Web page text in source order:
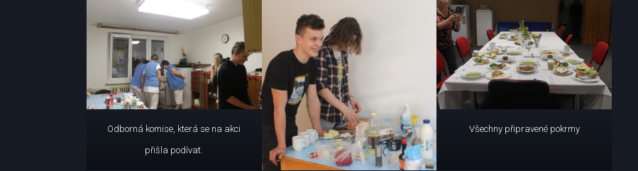
Odborná komise, která se na akci
přišla podívat.
Všechny připravené pokrmy